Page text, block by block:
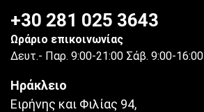
+30 281 025 3643
Ωράριο επικοινωνίας
Δευτ.- Παρ. 9:00-21:00 Σάβ. 9:00-16:00
Ηράκλειο
Ειρήνης και Φιλίας 94,